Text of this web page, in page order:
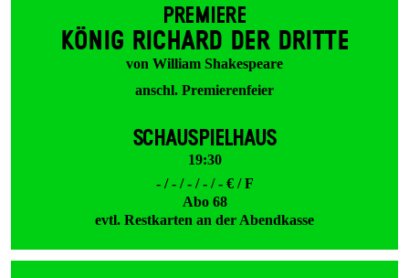
PREMIERE
KÖNIG RICHARD DER DRITTE
von William Shakespeare
anschl. Premierenfeier
SCHAUSPIELHAUS
19:30
- / - / - / - / - € / F
Abo 68
evtl. Restkarten an der Abendkasse